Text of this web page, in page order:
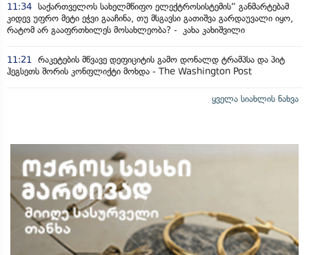
11:34 საქართველოს სახელმწიფო ელექტროსისტემის“ განმარტებამ
კიდევ უფრო მეტი ეჭვი გააჩინა, თუ მსგავსი გათიშვა გარდაუვალი იყო,
რატომ არ გააფრთხილეს მოსახლეობა? - კახა კახიშვილი
11:21
რაკეტების მწვავე დეფიციტის გამო დონალდ ტრამპსა და პიტ
ჰეგსეთს შორის კონფლიქტი მოხდა - The Washington Post
ყველა სიახლის ნახვა